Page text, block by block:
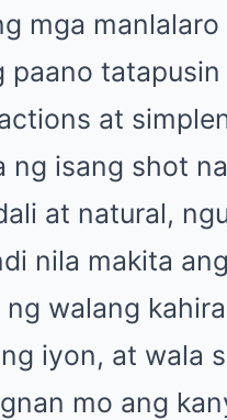
mga
at
ng isang shot
at natural,
nila makita
walang
iyon, at wala
mo ang